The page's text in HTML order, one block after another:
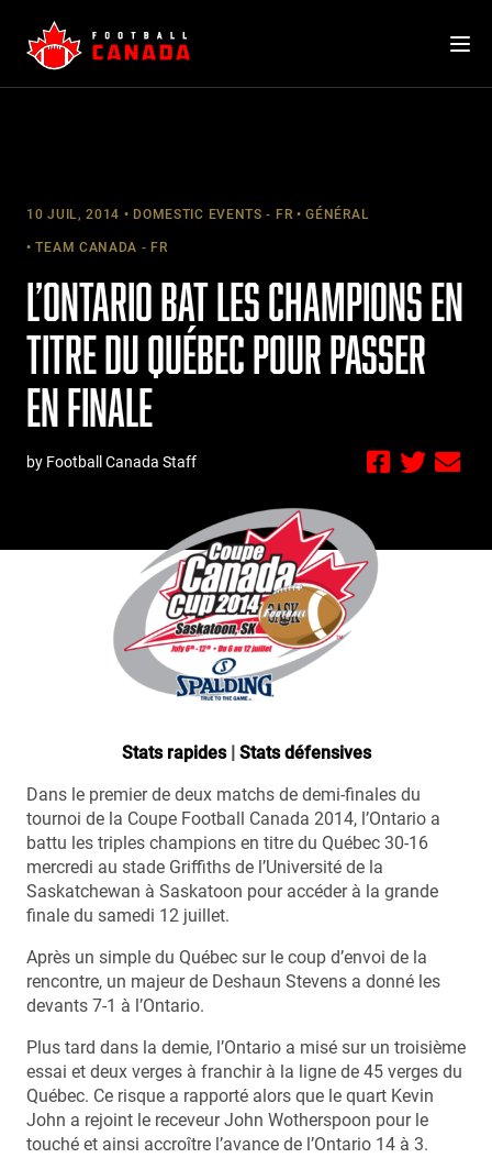
content
10 JUIL, 2014 DOMESTIC EVENTS - FR GÉNÉRAL
TEAM CANADA - FR
L’ONTARIO BAT LES CHAMPIONS EN
TITRE DU QUÉBEC POUR PASSER
EN FINALE
by Football Canada Staff
Stats rapides| Stats défensives
Dans le premier de deux matchs de demi-finales du
tournoi de la Coupe Football Canada 2014, l’Ontario a
battu les triples champions en titre du Québec 30-16
mercredi au stade Griffiths de l’Université de la
Saskatchewan à Saskatoon pour accéder à la grande
finale du samedi 12 juillet.
Après un simple du Québec sur le coup d’envoi de la
rencontre, un majeur de Deshaun Stevens a donné les
devants 7-1 à l’Ontario.
Plus tard dans la demie, l’Ontario a misé sur un troisième
essai et deux verges à franchir à la ligne de 45 verges du
Québec. Ce risque a rapporté alors que le quart Kevin
John a rejoint le receveur John Wotherspoon pour le
touché et ainsi accroître l’avance de l’Ontario 14 à 3.